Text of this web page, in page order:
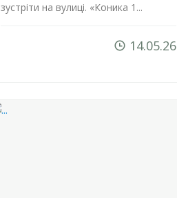
зустріти на вулиці. «Коника 1...
14.05.26